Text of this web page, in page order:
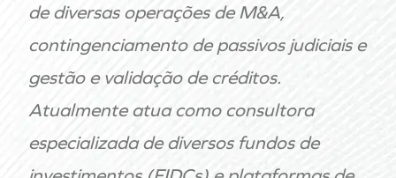
de diversas operações de M&A,
contingenciamento de passivos judiciais e
gestão e validação de créditos.
Atualmente atua como consultora
especializada de diversos fundos de